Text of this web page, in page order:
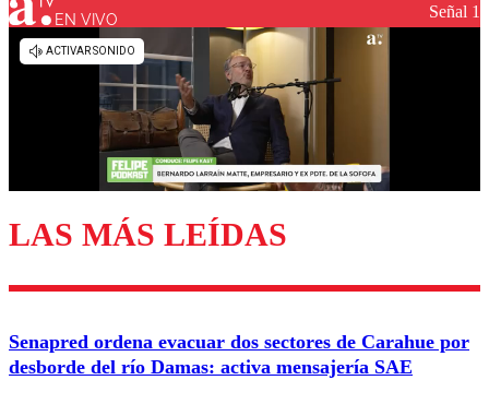
Los comentarios son moderados para garantizar un
diálogo respetuoso.
Enviar comentario
EN VIVO Señal 1
LAS MÁS LEÍDAS
Senapred ordena evacuar dos sectores de Carahue por
desborde del río Damas: activa mensajería SAE